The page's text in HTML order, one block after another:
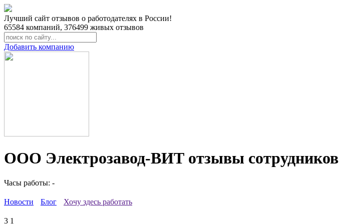
Лучший сайт отзывов о работодателях в России!
65584 компаний, 376499 живых отзывов
Добавить компанию
ООО Электрозавод-ВИТ отзывы сотрудников
Часы работы: -
Новости Блог Хочу здесь работать
3 1